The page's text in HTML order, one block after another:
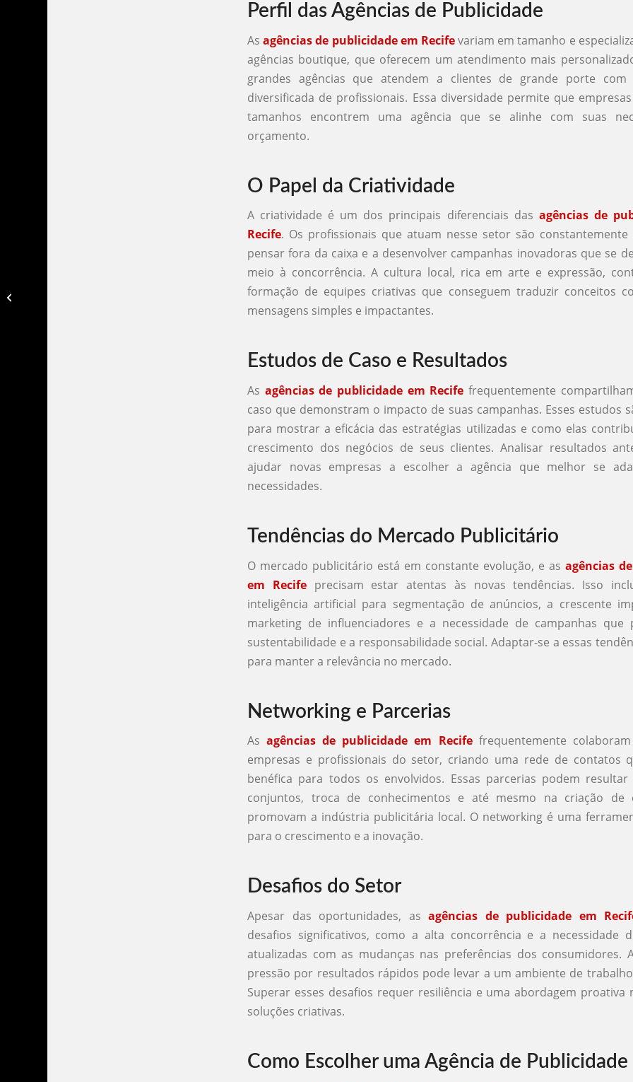
Perfil das Agências de Publicidade
Asagências de publicidade em Recifevariam em tamanho e
agências boutique, que oferecem um atendimento mais
grandes agências que atendem a clientes de grande porte com
diversificada de profissionais. Essa diversidade permite que
tamanhos encontrem uma agência que se alinhe com suas
orçamento.
O Papel da Criatividade
A criatividade é um dos principais diferenciais das agências de
Recife. Os profissionais que atuam nesse setor são constantemente
pensar fora da caixa e a desenvolver campanhas inovadoras que se
meio à concorrência. A cultura local, rica em arte e expressão,
formação de equipes criativas que conseguem traduzir conceitos
mensagens simples e impactantes.
Estudos de Caso e Resultados
As agências de publicidade em Recife frequentemente
caso que demonstram o impacto de suas campanhas. Esses estudos
para mostrar a eficácia das estratégias utilizadas e como elas
crescimento dos negócios de seus clientes. Analisar resultados
ajudar novas empresas a escolher a agência que melhor se
necessidades.
Tendências do Mercado Publicitário
O mercado publicitário está em constante evolução, e as agências
em Recifeprecisam estar atentas às novas tendências. Isso
inteligência artificial para segmentação de anúncios, a crescente
marketing de influenciadores e a necessidade de campanhas que
sustentabilidade e a responsabilidade social. Adaptar-se a essas
para manter a relevância no mercado.
Networking e Parcerias
Asagências de publicidade em Recifefrequentemente
empresas e profissionais do setor, criando uma rede de contatos
benéfica para todos os envolvidos. Essas parcerias podem
conjuntos, troca de conhecimentos e até mesmo na criação de
promovam a indústria publicitária local. O networking é uma
para o crescimento e a inovação.
Desafios do Setor
Apesar das oportunidades, asagências de publicidade em
desafios significativos, como a alta concorrência e a necessidade
atualizadas com as mudanças nas preferências dos consumidores.
pressão por resultados rápidos pode levar a um ambiente de
Superar esses desafios requer resiliência e uma abordagem proativa
soluções criativas.
Como Escolher uma Agência de Publicidade